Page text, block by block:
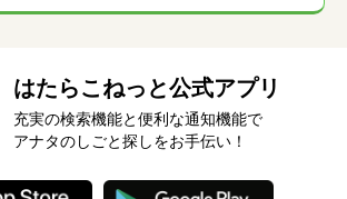
はたらこねっと公式アプリ
充実の検索機能と便利な通知機能で
アナタのしごと探しをお手伝い！